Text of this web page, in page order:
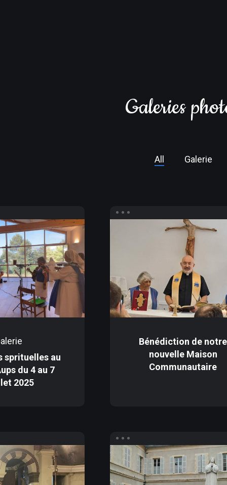
Galeries
All Galerie
sprituelles au
du 4 au 7
2025
Bénédiction de notre
nouvelle Maison
Communautaire